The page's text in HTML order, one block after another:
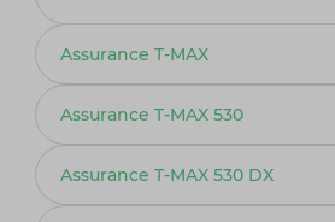
Assurance T-MAX
Assurance T-MAX 530
Assurance T-MAX 530 DX